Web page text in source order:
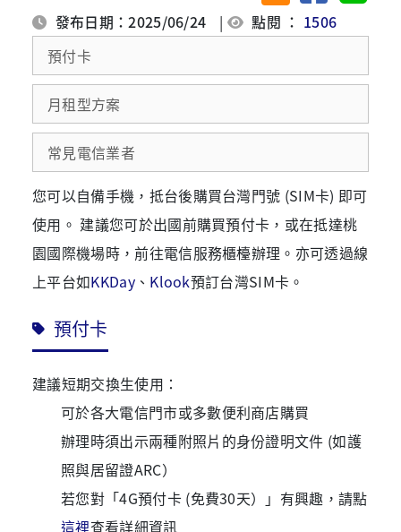
發布日期：2025/06/24 | 點閱 ： 1506
預付卡
月租型方案
常見電信業者
您可以自備手機，抵台後購買台灣門號 (SIM卡) 即可
使用。 建議您可於出國前購買預付卡，或在抵達桃
園國際機場時，前往電信服務櫃檯辦理。亦可透過線
上平台如KKDay、 Klook預訂台灣SIM卡。
預付卡
建議短期交換生使用：
可於各大電信門市或多數便利商店購買
辦理時須出示兩種附照片的身份證明文件 (如護
照與居留證ARC）
若您對「4G預付卡 (免費30天）」有興趣，請點
這裡查看詳細資訊